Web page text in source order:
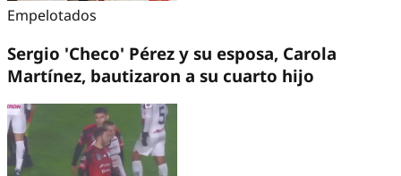
Empelotados
Sergio 'Checo' Pérez y su esposa, Carola
Martínez, bautizaron a su cuarto hijo